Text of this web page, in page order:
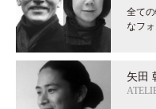
222
">
全て
なフ
矢